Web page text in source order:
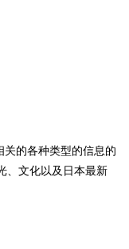
关的各种类型的信息的
、文化以及日本最新